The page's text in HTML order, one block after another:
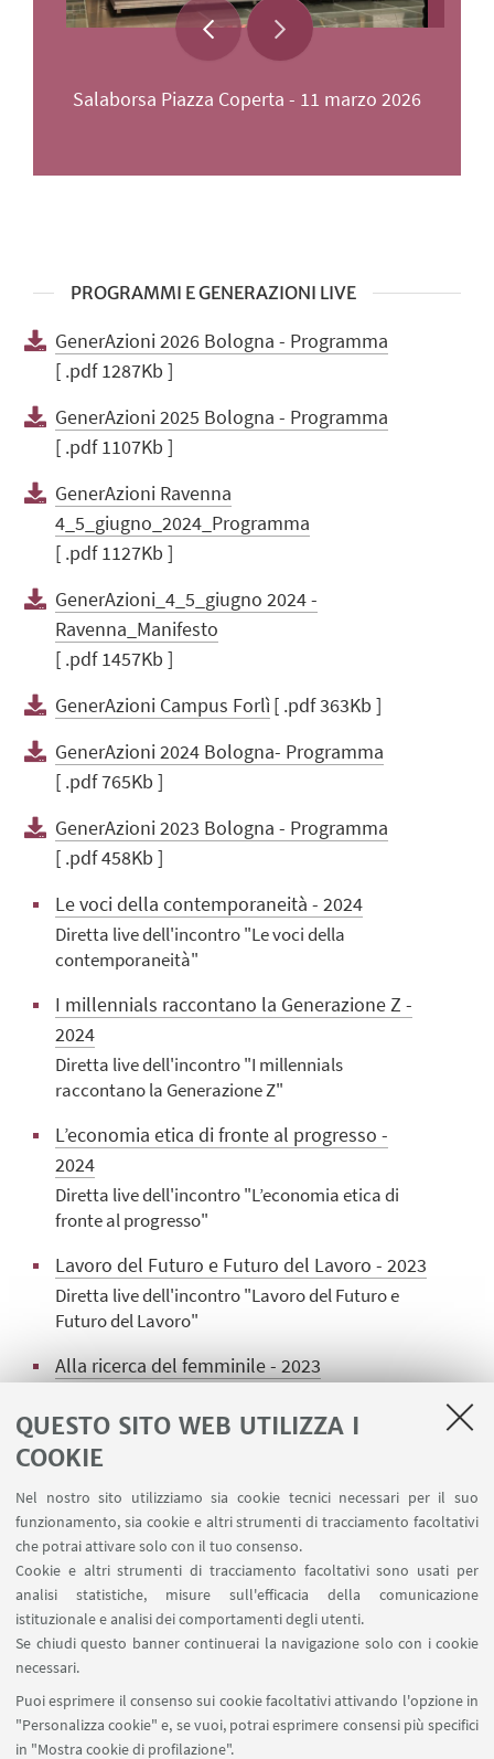
QUESTO SITO WEB UTILIZZA I
COOKIE
Nel nostro sito utilizziamo sia cookie tecnici necessari per il suo
funzionamento, sia cookie e altri strumenti di tracciamento facoltativi
che potrai attivare solo con il tuo consenso.
Cookie e altri strumenti di tracciamento facoltativi sono usati per
analisi statistiche, misure sull'efficacia della comunicazione
istituzionale e analisi dei comportamenti degli utenti.
Se chiudi questo banner continuerai la navigazione solo con i cookie
necessari.
Puoi esprimere il consenso sui cookie facoltativi attivando l'opzione in
"Personalizza cookie" e, se vuoi, potrai esprimere consensi più specifici
in "Mostra cookie di profilazione".
Salaborsa Piazza Coperta - 11 marzo 2026
PROGRAMMI E GENERAZIONI LIVE
GenerAzioni 2026 Bologna - Programma
[ .pdf 1287Kb ]
GenerAzioni 2025 Bologna - Programma
[ .pdf 1107Kb ]
GenerAzioni Ravenna
4_5_giugno_2024_Programma
[ .pdf 1127Kb ]
GenerAzioni_4_5_giugno 2024 -
Ravenna_Manifesto
[ .pdf 1457Kb ]
GenerAzioni Campus Forlì [ .pdf 363Kb ]
GenerAzioni 2024 Bologna- Programma
[ .pdf 765Kb ]
GenerAzioni 2023 Bologna - Programma
[ .pdf 458Kb ]
Le voci della contemporaneità - 2024
Diretta live dell'incontro "Le voci della
contemporaneità"
I millennials raccontano la Generazione Z -
2024
Diretta live dell'incontro "I millennials
raccontano la Generazione Z"
L’economia etica di fronte al progresso -
2024
Diretta live dell'incontro "L’economia etica di
fronte al progresso"
Lavoro del Futuro e Futuro del Lavoro - 2023
Diretta live dell'incontro "Lavoro del Futuro e
Futuro del Lavoro"
Alla ricerca del femminile - 2023
femminile"
L'uomo di domani. Innovazioni in volo - 2023
Diretta live dell'incontro "L'uomo di domani.
Innovazioni in volo"